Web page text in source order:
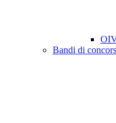
Bandi di